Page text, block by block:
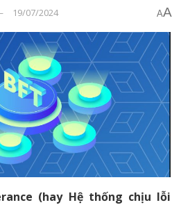
19/07/2024 AA
(hay Hệ thống chịu lỗi